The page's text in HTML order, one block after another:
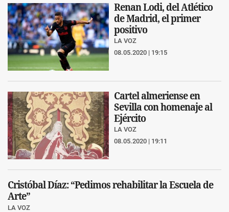
Renan Lodi, del Atlético
de Madrid, el primer
positivo
LA VOZ
08.05.2020 | 19:15
Cartel almeriense en
Sevilla con homenaje al
Ejército
LA VOZ
08.05.2020 | 19:11
Cristóbal Díaz: “Pedimos rehabilitar la Escuela de
Arte”
LA VOZ